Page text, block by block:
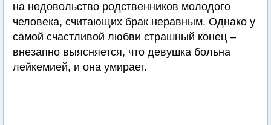
на недовольство родственников молодого
человека, считающих брак неравным. Однако у
самой счастливой любви страшный конец –
внезапно выясняется, что девушка больна
лейкемией, и она умирает.